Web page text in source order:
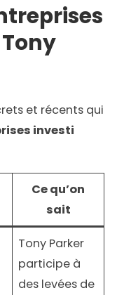
et récents qui
investi
Ce qu’on
sait
Tony Parker
participe à
des levées de